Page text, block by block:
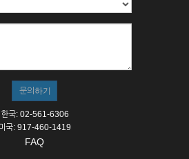
한국: 02-561-6306
국: 917-460-1419
FAQ